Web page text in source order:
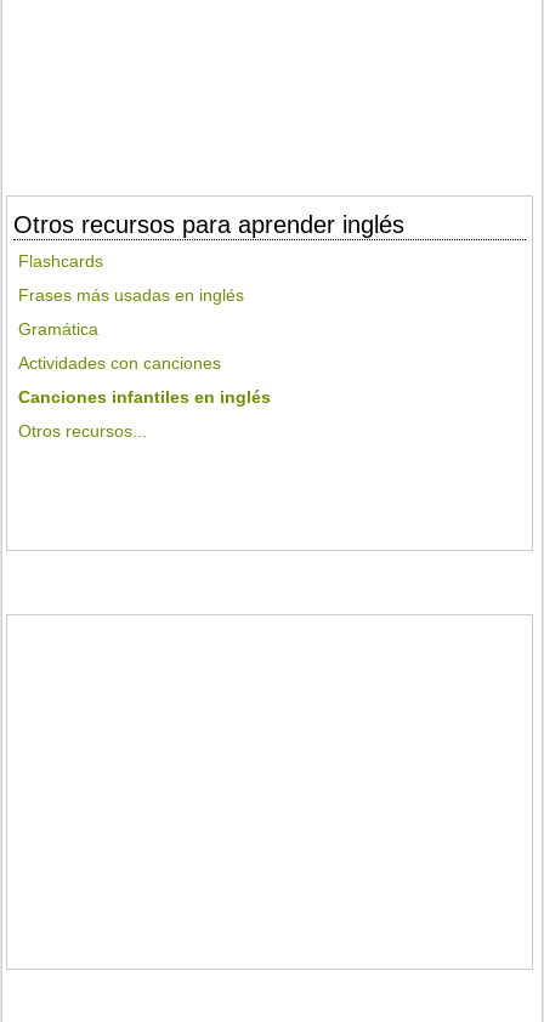
Otros recursos para aprender inglés
Flashcards
Frases más usadas en inglés
Gramática
Actividades con canciones
Canciones infantiles en inglés
Otros recursos...